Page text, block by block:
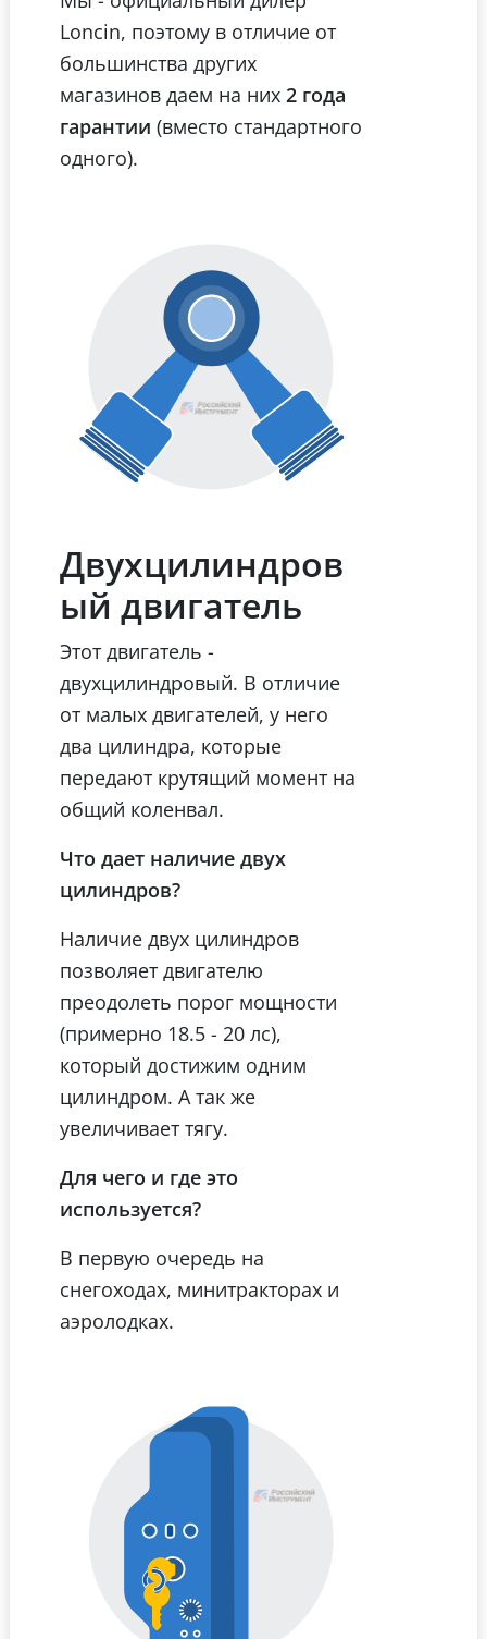
Loncin, поэтому в отличие от
большинства других
магазинов даем на них 2 года
гарантии (вместо стандартного
одного).
Двухцилиндров
ый двигатель
Этот двигатель -
двухцилиндровый. В отличие
от малых двигателей, у него
два цилиндра, которые
передают крутящий момент на
общий коленвал.
Что дает наличие двух
цилиндров?
Наличие двух цилиндров
позволяет двигателю
преодолеть порог мощности
(примерно 18.5 - 20 лс),
который достижим одним
цилиндром. А так же
увеличивает тягу.
Для чего и где это
используется?
В первую очередь на
снегоходах, минитракторах и
аэролодках.